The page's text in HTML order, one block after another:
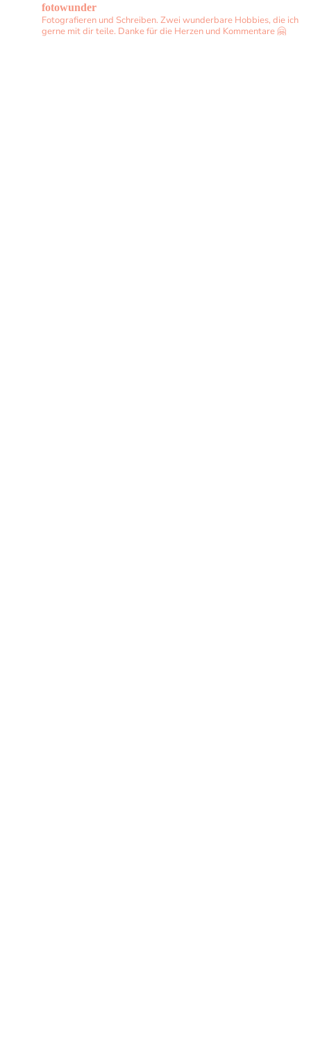
fotowunder
Fotografieren und Schreiben. Zwei wunderbare Hobbies, die ich
gerne mit dir teile. Danke für die Herzen und Kommentare 🤗